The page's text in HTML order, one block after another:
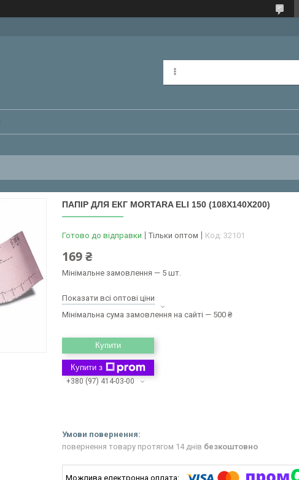
ПАПІР ДЛЯ ЕКГ MORTARA ELI 150 (108X140X200)
Готово до відправки Тільки оптом Код: 32101
169 ₴
Мінімальне замовлення — 5 шт.
Показати всі оптові ціни
Мінімальна сума замовлення на сайті — 500 ₴
Купити
Купити з
+380 (97) 414-03-00
повернення товару протягом 14 днів безкоштовно